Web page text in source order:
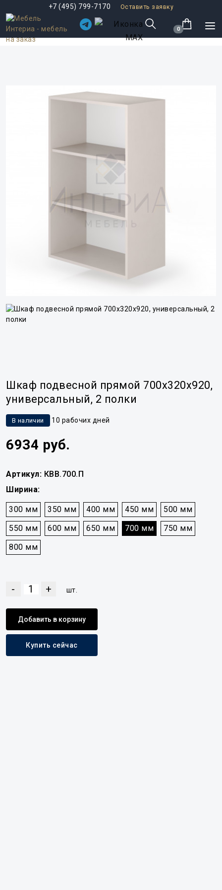
+7 (495) 799-7170 Оставить заявку
0
Шкаф подвесной прямой 700x320x920,
универсальный, 2 полки
В наличии 10 рабочих дней
6934 руб.
Артикул: КВВ.700.П
Ширина:
300 мм 350 мм 400 мм 450 мм
500 мм
550 мм
600 мм 650 мм 700 мм
750 мм
800 мм
- + шт.
Добавить в корзину
Купить сейчас